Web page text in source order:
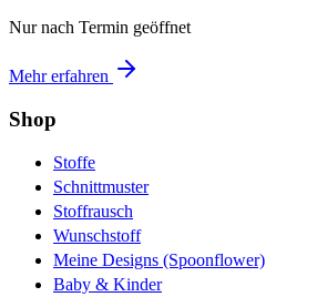
Nur nach Termin geöffnet
Mehr erfahren
Shop
Stoffe
Schnittmuster
Stoffrausch
Wunschstoff
Meine Designs (Spoonflower)
Baby & Kinder